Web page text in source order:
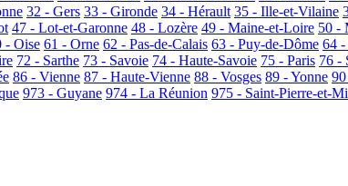
32 - Gers 33 - Gironde 34 - Hérault 35 - Ille-et-Vilaine
47 - Lot-et-Garonne 48 - Lozère 49 - Maine-et-Loire 50 -
- Oise 61 - Orne 62 - Pas-de-Calais 63 - Puy-de-Dôme 64 -
72 - Sarthe 73 - Savoie 74 - Haute-Savoie 75 - Paris 76 -
86 - Vienne 87 - Haute-Vienne 88 - Vosges 89 - Yonne
973 - Guyane 974 - La Réunion 975 - Saint-Pierre-et-